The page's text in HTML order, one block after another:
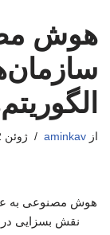
هوش
از aminkav ژوئن 2, 2026
هوش مصنوعی به
نقش بسزایی در